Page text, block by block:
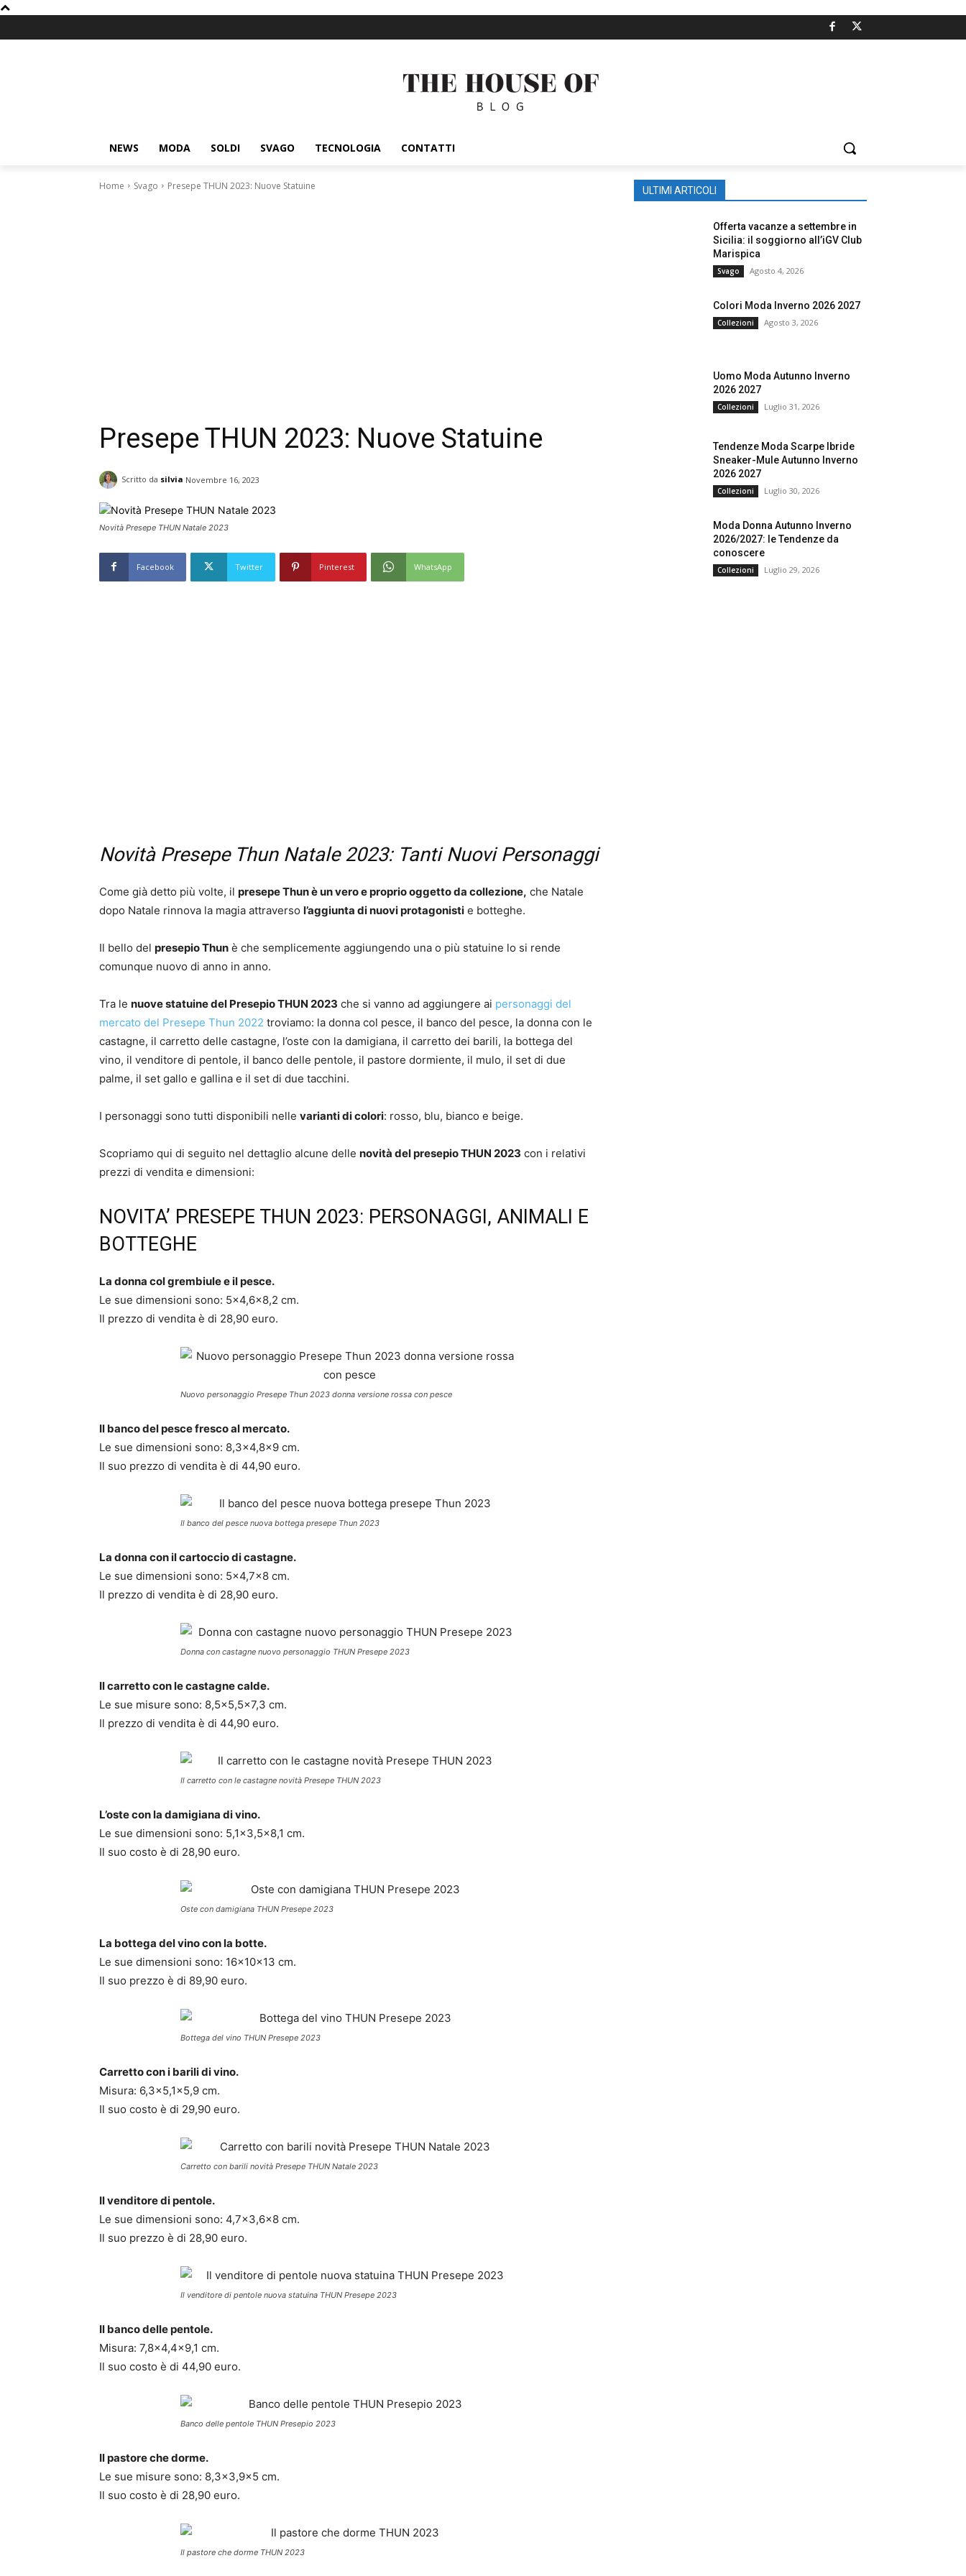
NEWS MODA SOLDI SVAGO TECNOLOGIA CONTATTI
Home Svago Presepe THUN 2023: Nuove Statuine
Presepe THUN 2023: Nuove Statuine
Scritto da silvia Novembre 16, 2023
Novità Presepe THUN Natale 2023
Facebook Twitter Pinterest WhatsApp
Novità Presepe Thun Natale 2023: Tanti Nuovi Personaggi
Come già detto più volte, il presepe Thun è un vero e proprio oggetto da collezione, che Natale
dopo Natale rinnova la magia attraverso l’aggiunta di nuovi protagonisti e botteghe.
Il bello del presepio Thun è che semplicemente aggiungendo una o più statuine lo si rende
comunque nuovo di anno in anno.
Tra le nuove statuine del Presepio THUN 2023 che si vanno ad aggiungere ai personaggi del
mercato del Presepe Thun 2022 troviamo: la donna col pesce, il banco del pesce, la donna con le
castagne, il carretto delle castagne, l’oste con la damigiana, il carretto dei barili, la bottega del
vino, il venditore di pentole, il banco delle pentole, il pastore dormiente, il mulo, il set di due
palme, il set gallo e gallina e il set di due tacchini.
I personaggi sono tutti disponibili nelle varianti di colori: rosso, blu, bianco e beige.
Scopriamo qui di seguito nel dettaglio alcune delle novità del presepio THUN 2023 con i relativi
prezzi di vendita e dimensioni:
NOVITA’ PRESEPE THUN 2023: PERSONAGGI, ANIMALI E
BOTTEGHE
La donna col grembiule e il pesce.
Le sue dimensioni sono: 5×4,6×8,2 cm.
Il prezzo di vendita è di 28,90 euro.
Nuovo personaggio Presepe Thun 2023 donna versione rossa con pesce
Il banco del pesce fresco al mercato.
Le sue dimensioni sono: 8,3×4,8×9 cm.
Il suo prezzo di vendita è di 44,90 euro.
Il banco del pesce nuova bottega presepe Thun 2023
La donna con il cartoccio di castagne.
Le sue dimensioni sono: 5×4,7×8 cm.
Il prezzo di vendita è di 28,90 euro.
Donna con castagne nuovo personaggio THUN Presepe 2023
Il carretto con le castagne calde.
Le sue misure sono: 8,5×5,5×7,3 cm.
Il prezzo di vendita è di 44,90 euro.
Il carretto con le castagne novità Presepe THUN 2023
L’oste con la damigiana di vino.
Le sue dimensioni sono: 5,1×3,5×8,1 cm.
Il suo costo è di 28,90 euro.
Oste con damigiana THUN Presepe 2023
La bottega del vino con la botte.
Le sue dimensioni sono: 16x10x13 cm.
Il suo prezzo è di 89,90 euro.
Bottega del vino THUN Presepe 2023
Carretto con i barili di vino.
Misura: 6,3×5,1×5,9 cm.
Il suo costo è di 29,90 euro.
Carretto con barili novità Presepe THUN Natale 2023
Il venditore di pentole.
Le sue dimensioni sono: 4,7×3,6×8 cm.
Il suo prezzo è di 28,90 euro.
Il venditore di pentole nuova statuina THUN Presepe 2023
Il banco delle pentole.
Misura: 7,8×4,4×9,1 cm.
Il suo costo è di 44,90 euro.
Banco delle pentole THUN Presepio 2023
Il pastore che dorme.
Le sue misure sono: 8,3×3,9×5 cm.
Il suo costo è di 28,90 euro.
Il pastore che dorme THUN 2023
ULTIMI ARTICOLI
Offerta vacanze a settembre in
Sicilia: il soggiorno all’iGV Club
Marispica
Svago Agosto 4, 2026
Colori Moda Inverno 2026 2027
Collezioni Agosto 3, 2026
Uomo Moda Autunno Inverno
2026 2027
Collezioni Luglio 31, 2026
Tendenze Moda Scarpe Ibride
Sneaker-Mule Autunno Inverno
2026 2027
Collezioni Luglio 30, 2026
Moda Donna Autunno Inverno
2026/2027: le Tendenze da
conoscere
Collezioni Luglio 29, 2026